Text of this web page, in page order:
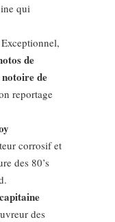
qui
de
de
reportage
corrosif et
des 80’s
des